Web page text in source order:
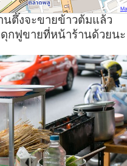
นตึ๊งจะขายข้าวต้มแล้ว
กฟูขายที่หน้าร้านด้วยนะ